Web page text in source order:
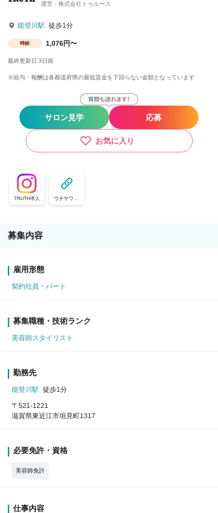
運営：株式会社トゥルース
能登川駅 徒歩1分
時給 1,076円〜
最終更新日:3日前
※給与・報酬は各都道府県の最低賃金を下回らない金額となっています
サロン見学 応募
お気に入り
TRUTH求人
ウチサワ。|
ウチの美容室
募集内容
雇用形態
契約社員・パート
募集職種・技術ランク
美容師スタイリスト
勤務先
能登川駅 徒歩1分
〒521-1221
滋賀県東近江市垣見町1317
必要免許・資格
美容師免許
仕事内容